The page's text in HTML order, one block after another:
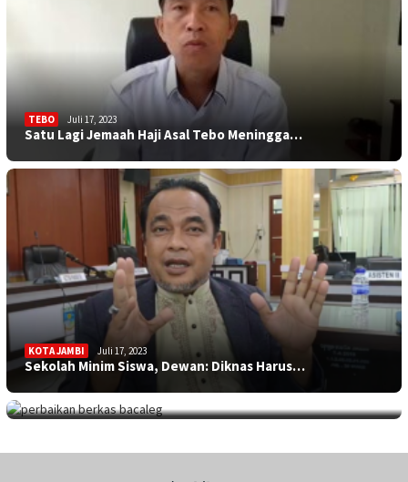
TEBO Juli 17, 2023
Satu Lagi Jemaah Haji Asal Tebo Meningga…
KOTA JAMBI Juli 17, 2023
Sekolah Minim Siswa, Dewan: Diknas Harus…
TEBO Juli 17, 2023
Perpanjangan Perbaikan Berkas Bacaleg, 9…